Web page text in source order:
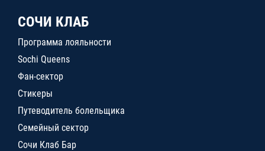
СОЧИ КЛАБ
Программа лояльности
Sochi Queens
Фан-сектор
Стикеры
Путеводитель болельщика
Семейный сектор
Сочи Клаб Бар